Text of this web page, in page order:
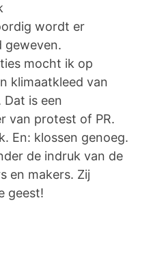
wordt er
geweven.
mocht ik op
klimaatkleed van
Dat is een
van protest of PR.
En: klossen genoeg.
de indruk van de
en makers. Zij
geest!